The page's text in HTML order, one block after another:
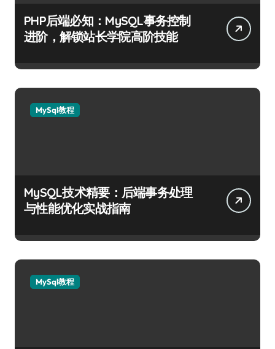
PHP后端必知：MySQL事务控制
进阶，解锁站长学院高阶技能
MySql教程
MySQL技术精要：后端事务处理
与性能优化实战指南
MySql教程